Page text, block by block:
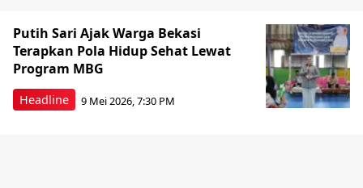
Headline
Putih Sari Ajak Warga Bekasi
Terapkan Pola Hidup Sehat Lewat
Program MBG
9 Mei 2026, 7:30 PM